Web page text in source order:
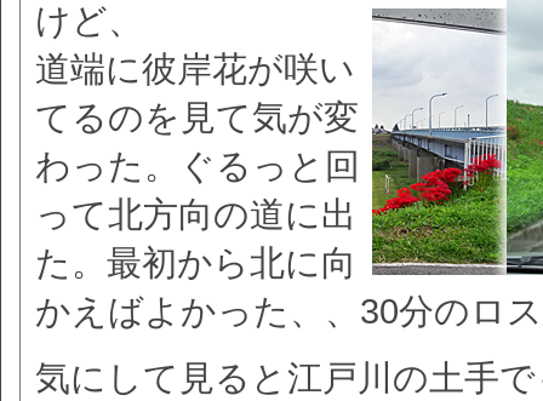
けど、
道端に彼岸花が咲い
てるのを見て気が変
わった。ぐるっと回
って北方向の道に出
た。最初から北に向
かえばよかった、、30分のロ
気にして見ると江戸川の土手